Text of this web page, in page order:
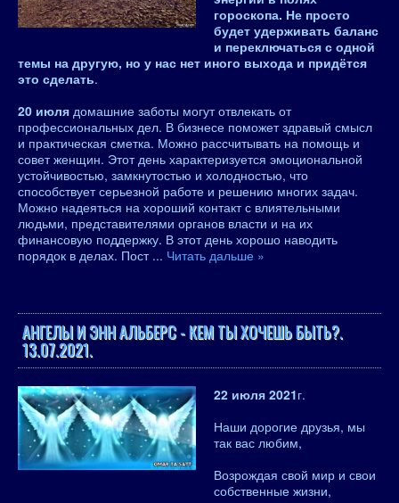
гороскопа. Не просто
будет удерживать баланс
и переключаться с одной
темы на другую, но у нас нет иного выхода и придётся
это сделать.
20 июля домашние заботы могут отвлекать от
профессиональных дел. В бизнесе поможет здравый смысл
и практическая сметка. Можно рассчитывать на помощь и
совет женщин. Этот день характеризуется эмоциональной
устойчивостью, замкнутостью и холодностью, что
способствует серьезной работе и решению многих задач.
Можно надеяться на хороший контакт с влиятельными
людьми, представителями органов власти и на их
финансовую поддержку. В этот день хорошо наводить
порядок в делах. Пост ... Читать дальше »
АНГЕЛЫ И ЭНН АЛЬБЕРС - КЕМ ТЫ ХОЧЕШЬ БЫТЬ?.
13.07.2021.
22 июля 2021г.
Наши дорогие друзья, мы
так вас любим,
Возрождая свой мир и свои
собственные жизни,